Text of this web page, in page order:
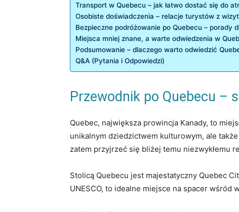
Transport w Quebecu – jak łatwo dostać się do
Osobiste doświadczenia – relacje turystów z
Bezpieczne podróżowanie po Quebecu – porady
Miejsca mniej znane, a warte odwiedzenia w
Podsumowanie – dlaczego warto odwiedzić
Q&A (Pytania i Odpowiedzi)
Przewodnik po Quebecu –
Quebec, największa prowincja Kanady, to
unikalnym dziedzictwem kulturowym, ale
zatem przyjrzeć się bliżej temu niezwykłemu
Stolicą Quebecu jest majestatyczny Quebec
UNESCO, to idealne miejsce na spacer wśród